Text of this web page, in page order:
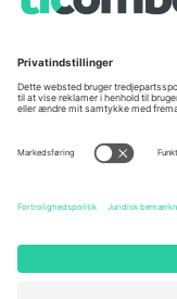
Totleben 53-55, 1606
Mexico
Av Chapultepec 360,
Norte, Cuauhtémoc,
Ciudad de México,
sted, begivenhed og/
begivenhedsside, tryk
Ticombo. Alle